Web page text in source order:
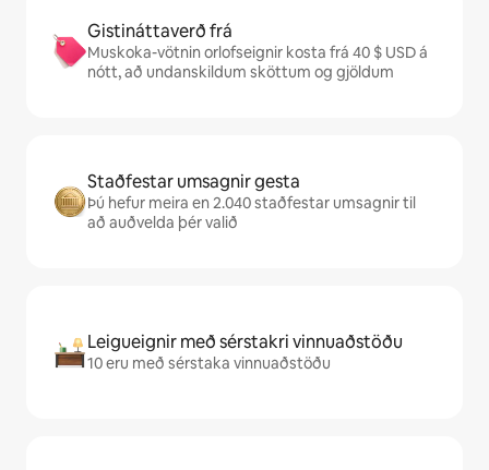
Gistináttaverð frá
Muskoka-vötnin orlofseignir kosta frá 40 $ USD á
nótt, að undanskildum sköttum og gjöldum
Staðfestar umsagnir gesta
Þú hefur meira en 2.040 staðfestar umsagnir til
að auðvelda þér valið
Leigueignir með sérstakri vinnuaðstöðu
10 eru með sérstaka vinnuaðstöðu